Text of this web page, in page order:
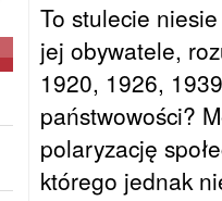
To stulecie
jej obywatele,
1920, 1926,
państwowości?
polaryzację
którego jednak